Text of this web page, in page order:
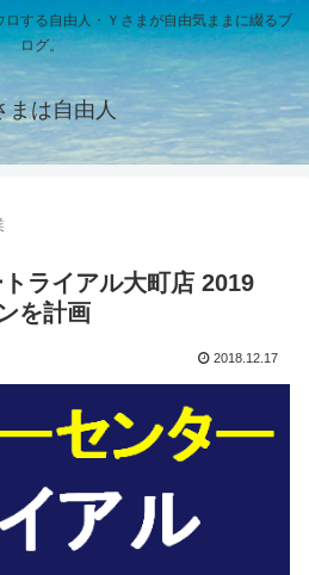
する自由人・Ｙさまが自由気ままに綴るブ
ログ。
まは自由人
ライアル大町店 2019
を計画
2018.12.17